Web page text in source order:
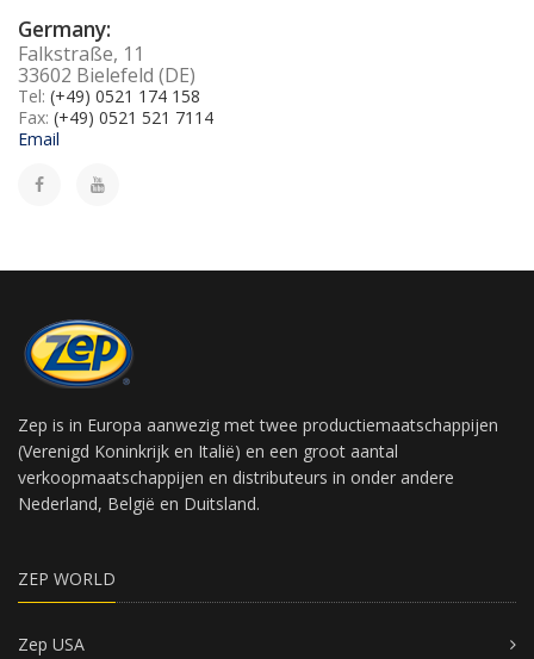
Germany:
Falkstraße, 11
33602 Bielefeld (DE)
Tel: (+49) 0521 174 158
Fax: (+49) 0521 521 7114
Email
Zep is in Europa aanwezig met twee productiemaatschappijen
(Verenigd Koninkrijk en Italië) en een groot aantal
verkoopmaatschappijen en distributeurs in onder andere
Nederland, België en Duitsland.
ZEP WORLD
Zep USA